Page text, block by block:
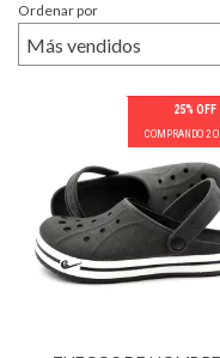
Ordenar por
25% OFF
COMPRANDO 2